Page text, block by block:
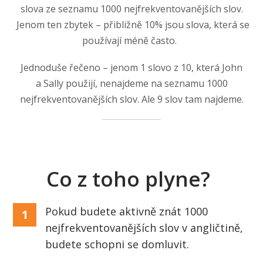
slova ze seznamu 1000 nejfrekventovanějších slov.
Jenom ten zbytek – přibližně 10% jsou slova, která se
používají méně často.
Jednoduše řečeno – jenom 1 slovo z 10, která John
a Sally použijí, nenajdeme na seznamu 1000
nejfrekventovanějších slov. Ale 9 slov tam najdeme.
Co z toho plyne?
1
Pokud budete aktivně znát 1000
nejfrekventovanějších slov v angličtině,
budete schopni se domluvit.